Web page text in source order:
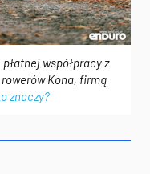
współpracy z
Kona, firmą
znaczy?